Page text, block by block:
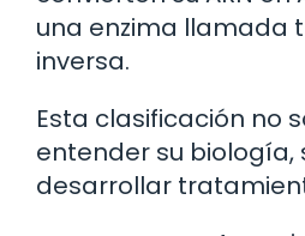
una enzima llamada
inversa.
Esta clasificación no
entender su biología,
desarrollar